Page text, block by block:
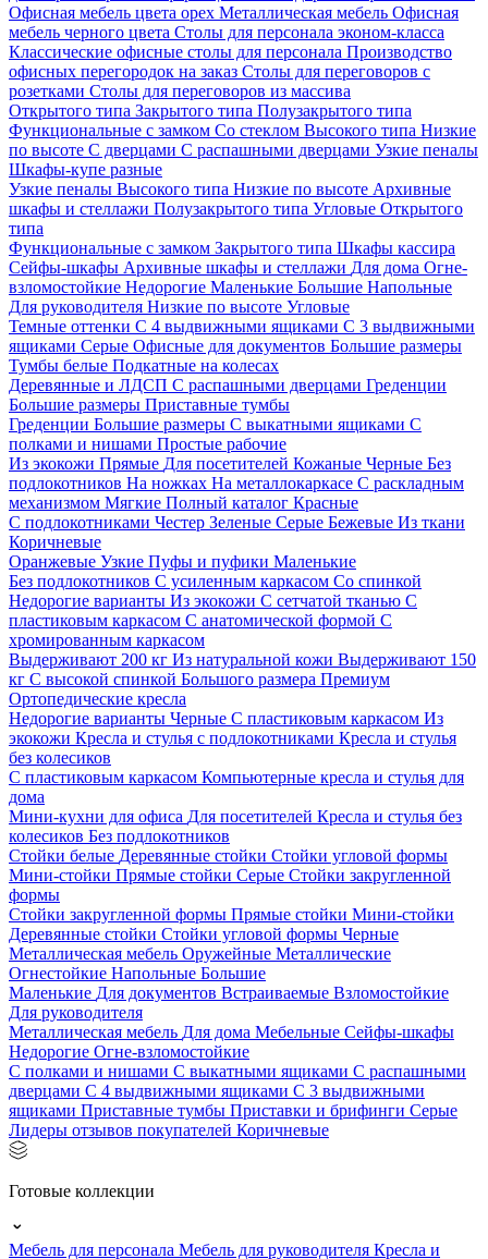
Офисная мебель цвета орех Металлическая мебель Офисная
мебель черного цвета Столы для персонала эконом-класса
Классические офисные столы для персонала Производство
офисных перегородок на заказ Столы для переговоров с
розетками Столы для переговоров из массива
Открытого типа Закрытого типа Полузакрытого типа
Функциональные с замком Со стеклом Высокого типа Низкие
по высоте С дверцами С распашными дверцами Узкие пеналы
Шкафы-купе разные
Узкие пеналы Высокого типа Низкие по высоте Архивные
шкафы и стеллажи Полузакрытого типа Угловые Открытого
типа
Функциональные с замком Закрытого типа Шкафы кассира
Сейфы-шкафы Архивные шкафы и стеллажи Для дома Огне-
взломостойкие Недорогие Маленькие Большие Напольные
Для руководителя Низкие по высоте Угловые
Темные оттенки С 4 выдвижными ящиками С 3 выдвижными
ящиками Серые Офисные для документов Большие размеры
Тумбы белые Подкатные на колесах
Деревянные и ЛДСП С распашными дверцами Греденции
Большие размеры Приставные тумбы
Греденции Большие размеры С выкатными ящиками С
полками и нишами Простые рабочие
Из экокожи Прямые Для посетителей Кожаные Черные Без
подлокотников На ножках На металлокаркасе С раскладным
механизмом Мягкие Полный каталог Красные
С подлокотниками Честер Зеленые Серые Бежевые Из ткани
Коричневые
Оранжевые Узкие Пуфы и пуфики Маленькие
Без подлокотников С усиленным каркасом Со спинкой
Недорогие варианты Из экокожи С сетчатой тканью С
пластиковым каркасом С анатомической формой С
хромированным каркасом
Выдерживают 200 кг Из натуральной кожи Выдерживают 150
кг С высокой спинкой Большого размера Премиум
Ортопедические кресла
Недорогие варианты Черные С пластиковым каркасом Из
экокожи Кресла и стулья с подлокотниками Кресла и стулья
без колесиков
С пластиковым каркасом Компьютерные кресла и стулья для
дома
Мини-кухни для офиса Для посетителей Кресла и стулья без
колесиков Без подлокотников
Стойки белые Деревянные стойки Стойки угловой формы
Мини-стойки Прямые стойки Серые Стойки закругленной
формы
Стойки закругленной формы Прямые стойки Мини-стойки
Деревянные стойки Стойки угловой формы Черные
Металлическая мебель Оружейные Металлические
Огнестойкие Напольные Большие
Маленькие Для документов Встраиваемые Взломостойкие
Для руководителя
Металлическая мебель Для дома Мебельные Сейфы-шкафы
Недорогие Огне-взломостойкие
С полками и нишами С выкатными ящиками С распашными
дверцами С 4 выдвижными ящиками С 3 выдвижными
ящиками Приставные тумбы Приставки и брифинги Серые
Лидеры отзывов покупателей Коричневые
Готовые коллекции
Мебель для персонала Мебель для руководителя Кресла и